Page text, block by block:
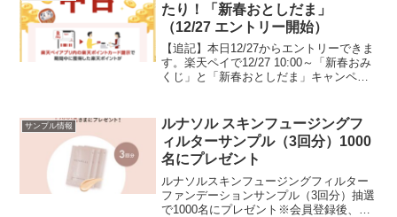
たり！「新春おとしだま」
（12/27 エントリー開始）
【追記】本日12/27からエントリーできま
す。楽天ペイで12/27 10:00～「新春おみ
くじ」と「新春おとしだま」キャンペー
お買い物分ポイント増量！新春おみく
じ...
サンプル情報
ルナソル スキンフュージングフ
ィルターサンプル（3回分）1000
名にプレゼント
ルナソルスキンフュージングフィルター
ファンデーションサンプル（3回分）抽選
で1000名にプレゼント※会員登録後、会